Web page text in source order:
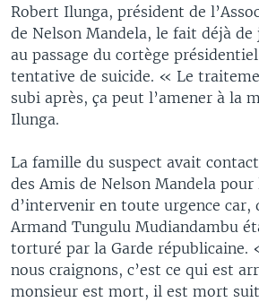
Robert Ilunga, président de
de Nelson Mandela, le fait déjà de
au passage du cortège
tentative de suicide. « Le
subi après, ça peut l’amener à la
Ilunga.
La famille du suspect avait
des Amis de Nelson Mandela
d’intervenir en toute urgence
Armand Tungulu Mudiandambu
torturé par la Garde républicaine.
nous craignons, c’est ce qui est
monsieur est mort, il est mort